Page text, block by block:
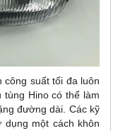
công suất tối đa luôn
Hino có thể làm
đường dài. Các kỹ
một cách khôn